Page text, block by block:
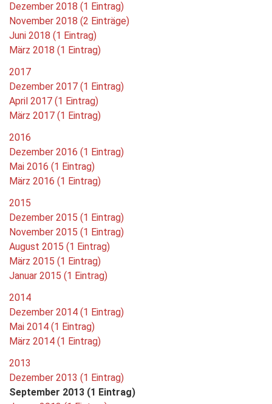
Dezember 2018 (1 Eintrag)
November 2018 (2 Einträge)
Juni 2018 (1 Eintrag)
März 2018 (1 Eintrag)
2017
Dezember 2017 (1 Eintrag)
April 2017 (1 Eintrag)
März 2017 (1 Eintrag)
2016
Dezember 2016 (1 Eintrag)
Mai 2016 (1 Eintrag)
März 2016 (1 Eintrag)
2015
Dezember 2015 (1 Eintrag)
November 2015 (1 Eintrag)
August 2015 (1 Eintrag)
März 2015 (1 Eintrag)
Januar 2015 (1 Eintrag)
2014
Dezember 2014 (1 Eintrag)
Mai 2014 (1 Eintrag)
März 2014 (1 Eintrag)
2013
Dezember 2013 (1 Eintrag)
September 2013 (1 Eintrag)